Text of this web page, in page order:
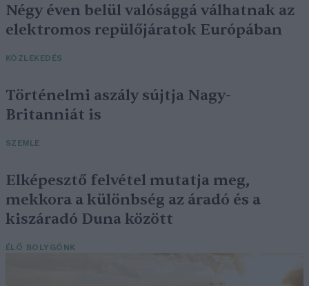
Négy éven belül valósággá válhatnak az
elektromos repülőjáratok Európában
KÖZLEKEDÉS
Történelmi aszály sújtja Nagy-
Britanniát is
SZEMLE
Elképesztő felvétel mutatja meg,
mekkora a különbség az áradó és a
kiszáradó Duna között
ÉLŐ BOLYGÓNK